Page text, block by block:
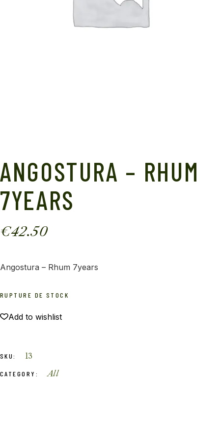
ANGOSTURA – RHUM
7YEARS
€42.50
Angostura – Rhum 7years
RUPTURE DE STOCK
Add to wishlist
SKU: 13
CATEGORY: All